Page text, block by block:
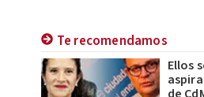
Te recomendamos
Ellos